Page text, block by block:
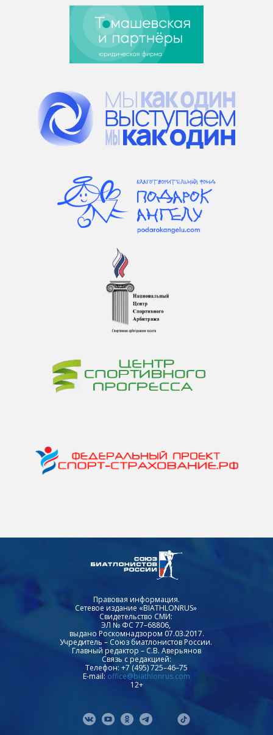
Правовая информация.
Сетевое издание «BIATHLONRUS»
Свидетельство СМИ:
ЭЛ № ФС 77–68806,
выдано Роскомнадзором 07.03.2017.
Учредитель – Союз биатлонистов России.
Главный редактор – С.В. Аверьянов
Связь с редакцией:
Телефон: +7 (495) 725–46–75
E-mail: office@biathlonrus.com
12+